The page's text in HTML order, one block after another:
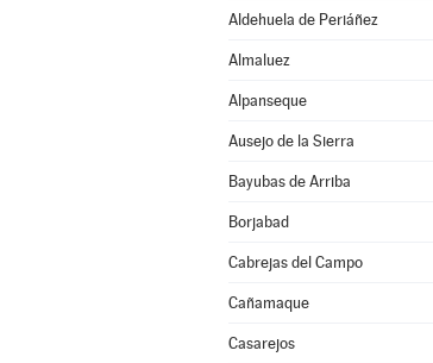
Aldehuela de Periáñez
Almaluez
Alpanseque
Ausejo de la Sierra
Bayubas de Arriba
Borjabad
Cabrejas del Campo
Cañamaque
Casarejos